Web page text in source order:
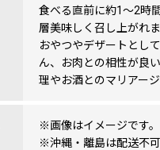
食べる直前に約1～2時
層美味しく召し上がれま
おやつやデザートとし
ん、お肉との相性が良
理やお酒とのマリアージ
※画像はイメージです。
※沖縄・離島は配送不